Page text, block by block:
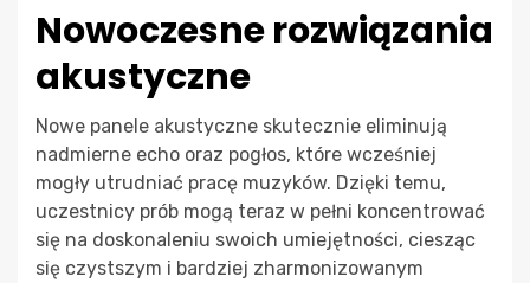
Nowoczesne rozwiązania
akustyczne
Nowe panele akustyczne skutecznie eliminują
nadmierne echo oraz pogłos, które wcześniej
mogły utrudniać pracę muzyków. Dzięki temu,
uczestnicy prób mogą teraz w pełni koncentrować
się na doskonaleniu swoich umiejętności, ciesząc
się czystszym i bardziej zharmonizowanym